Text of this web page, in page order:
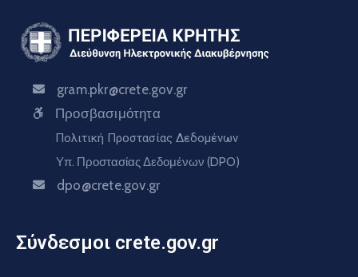
gram.pkr@crete.gov.gr
Προσβασιμότητα
Πολιτική Προστασίας Δεδομένων
Υπ. Προστασίας Δεδομένων (DPO)
dpo@crete.gov.gr
Σύνδεσμοι crete.gov.gr